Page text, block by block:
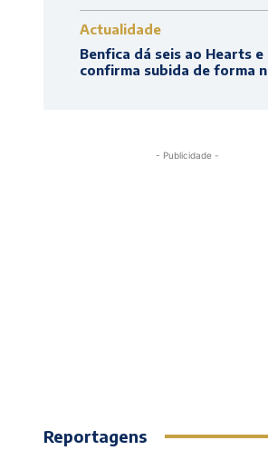
Actualidade
Benfica dá seis ao Hearts e
confirma subida de forma
- Publicidade -
Reportagens